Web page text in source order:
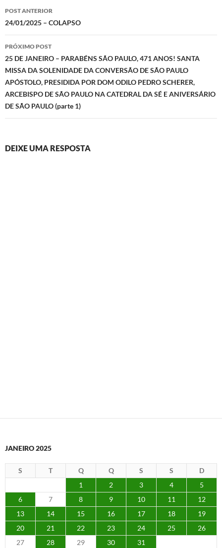
Navegação
de
posts
POST ANTERIOR
24/01/2025 – COLAPSO
PRÓXIMO POST
25 DE JANEIRO – PARABÉNS SÃO PAULO, 471 ANOS! SANTA
MISSA DA SOLENIDADE DA CONVERSÃO DE SÃO PAULO
APÓSTOLO, PRESIDIDA POR DOM ODILO PEDRO SCHERER,
ARCEBISPO DE SÃO PAULO NA CATEDRAL DA SÉ E ANIVERSÁRIO
DE SÃO PAULO (parte 1)
DEIXE UMA RESPOSTA
JANEIRO 2025
S T Q Q S S
D
1
2 3 4
5
6
7 8 9 10 11
12
13
14 15 16 17 18
19
20
21 22 23 24 25
26
27
28 29 30 31